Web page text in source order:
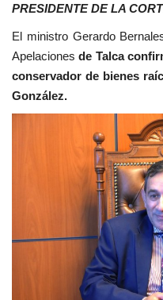
PRESIDENTE DE LA
El ministro Gerardo
Apelaciones de Talca
conservador de bienes
González.